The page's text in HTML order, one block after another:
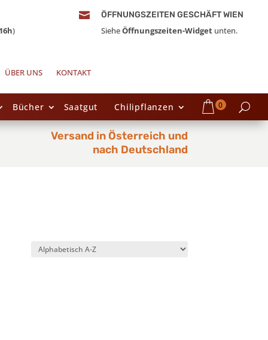
)
 ÖFFNUNGSZEITEN GESCHÄFT WIEN
SieheÖffnungszeiten-Widgetunten.
ÜBER UNS KONTAKT
Bücher Saatgut Chilipflanzen 0
Versand in Österreich und
nach Deutschland